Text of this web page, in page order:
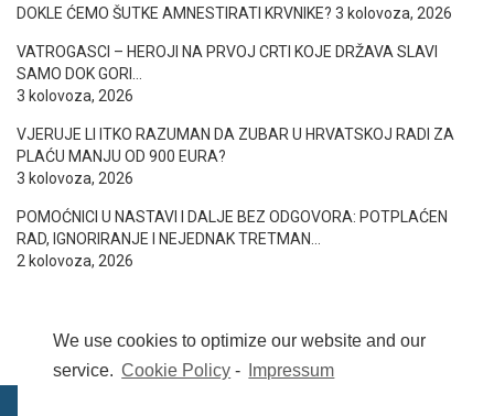
We use cookies to optimize our website and our
service. Cookie Policy - Impressum
DOKLE ĆEMO ŠUTKE AMNESTIRATI KRVNIKE? 3 kolovoza, 2026
VATROGASCI – HEROJI NA PRVOJ CRTI KOJE DRŽAVA SLAVI
SAMO DOK GORI…
3 kolovoza, 2026
VJERUJE LI ITKO RAZUMAN DA ZUBAR U HRVATSKOJ RADI ZA
PLAĆU MANJU OD 900 EURA?
3 kolovoza, 2026
POMOĆNICI U NASTAVI I DALJE BEZ ODGOVORA: POTPLAĆEN
RAD, IGNORIRANJE I NEJEDNAK TRETMAN…
2 kolovoza, 2026